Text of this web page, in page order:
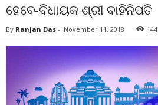
ହେବେ-ବିଧାୟକ ଶ୍ରୀ ବାହିନିପତି
By Ranjan Das - November 11, 2018 144